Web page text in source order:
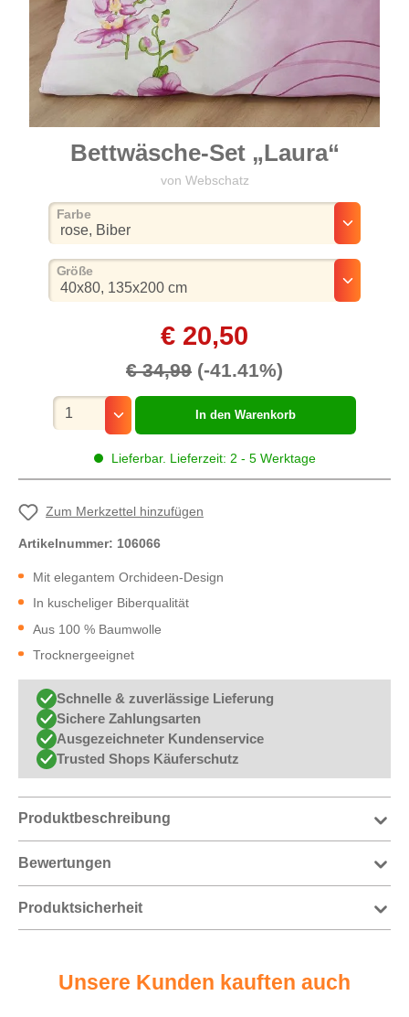
Bettwäsche-Set „Laura“
von Webschatz
€ 20,50
€ 34,99 (-41.41%)
Lieferbar. Lieferzeit: 2 - 5 Werktage
Farbeauswählen
Größeauswählen
Mengenauswahl
In den Warenkorb
Zum Merkzettel hinzufügen
Artikelnummer: 106066
Mit elegantem Orchideen-Design
In kuscheliger Biberqualität
Aus 100 % Baumwolle
Trocknergeeignet
Schnelle & zuverlässige Lieferung
Sichere Zahlungsarten
Ausgezeichneter Kundenservice
Trusted Shops Käuferschutz
Produktbeschreibung
Bewertungen
Produktsicherheit
Unsere Kunden kauften auch